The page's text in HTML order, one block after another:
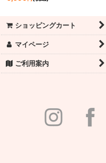
ショッピングカート
マイページ
ご利用案内